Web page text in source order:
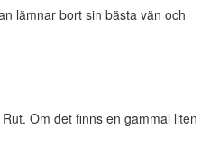
lämnar bort sin bästa vän och
Om det finns en gammal liten